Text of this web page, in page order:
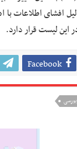
افشای اطلاعات
این لیست قرار دارد.
Facebook